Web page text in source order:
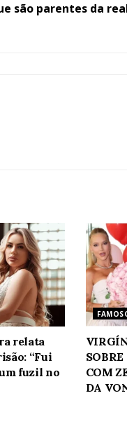
são parentes da
relata
“Fui
fuzil no
COM
DA